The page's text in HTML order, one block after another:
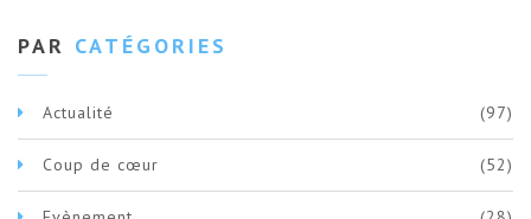
PAR CATÉGORIES
Actualité (97)
Coup de cœur (52)